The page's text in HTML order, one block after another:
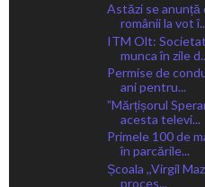
Astăzi se anunță
românii la vot
ITM Olt:
munca în zile
Permise de
ani pentru...
ˮMărțișorul
acesta televi...
Primele 100 de
în parcările...
Școala ,,Virgil
proces...